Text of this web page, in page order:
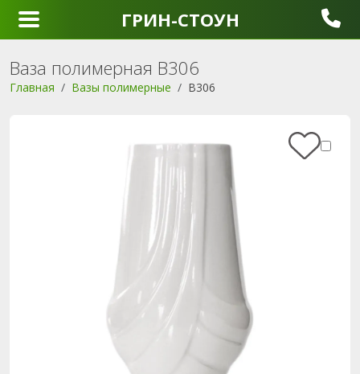
ГРИН-СТОУН
Ваза полимерная В306
Главная Вазы полимерные В306